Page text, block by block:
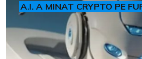
A.I. A MINAT CRYPTO PE